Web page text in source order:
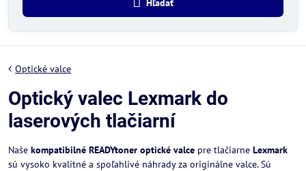
Optické valce
Optický valec Lexmark do
laserových tlačiarní
Naše kompatibilné READYtoner optické valce pre tlačiarne Lexmark
sú vysoko kvalitné a spoľahlivé náhrady za originálne valce. Sú